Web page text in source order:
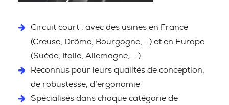
Circuit court : avec des usines en France
(Creuse, Drôme, Bourgogne, …) et en Europe
(Suède, Italie, Allemagne, ...)
Reconnus pour leurs qualités de conception,
de robustesse, d’ergonomie
Spécialisés dans chaque catégorie de